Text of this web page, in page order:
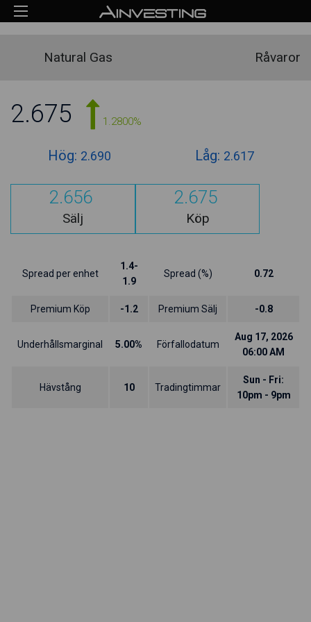
Natural Gas Råvaror
2.675 1.2800%
Hög: 2.690 Låg: 2.617
2.656
Sälj
2.675
Köp
Spread per enhet
1.4-
1.9
Spread (%) 0.72
Premium Köp -1.2 Premium Sälj -0.8
Underhållsmarginal 5.00% Förfallodatum
Aug 17, 2026
06:00 AM
Hävstång 10 Tradingtimmar
Sun - Fri:
10pm - 9pm